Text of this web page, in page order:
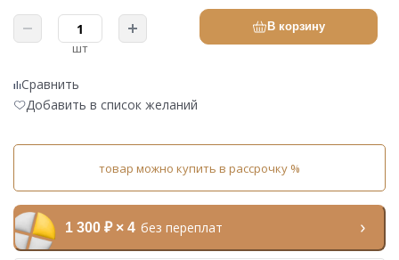
шт
В корзину
Сравнить
Добавить в список желаний
товар можно купить в рассрочку %
1 300 ₽ × 4 без переплат